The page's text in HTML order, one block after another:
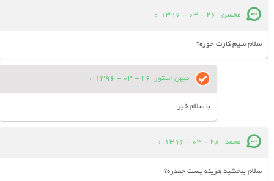
محسن 26 - 03 - 1396
:
سلام سیم کارت خوره؟
میهن استور 26 - 03 - 1396
:
با سلام خیر
محمد 28 - 03 - 1396
:
سلام ببخشید هزینه پست چقدره؟